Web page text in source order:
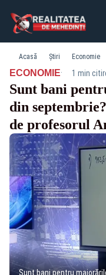
Acasă Știri Economie
ECONOMIE· 1 min
Sunt bani
din
de profesorul
Sunt bani pentru